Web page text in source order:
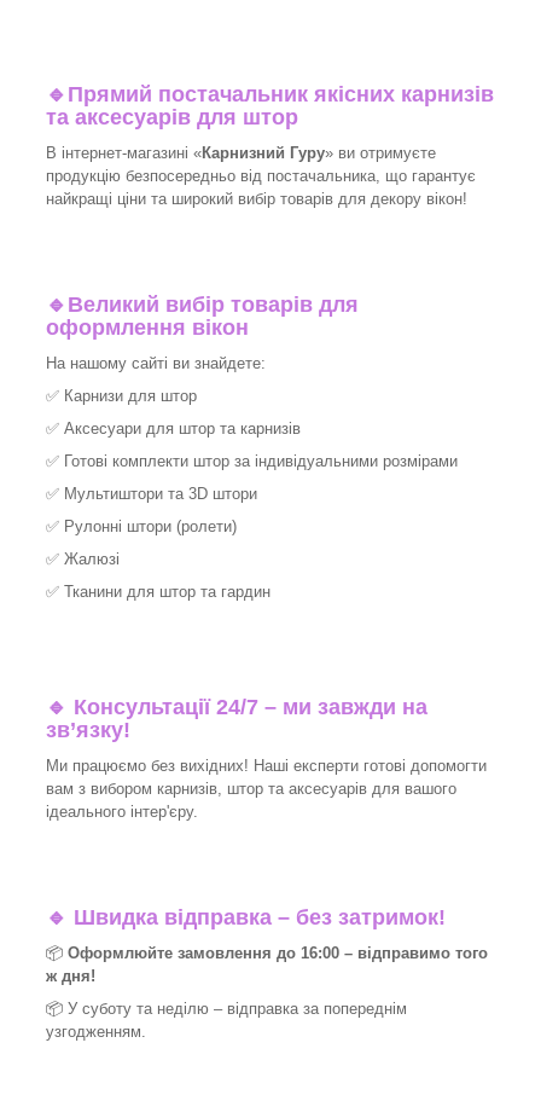
🔹 Прямий постачальник якісних карнизів
та аксесуарів для штор
В інтернет-магазині «Карнизний Гуру» ви отримуєте
продукцію безпосередньо від постачальника, що гарантує
найкращі ціни та широкий вибір товарів для декору вікон!​
🔹 Великий вибір товарів для
оформлення вікон
На нашому сайті ви знайдете:
✅ Карнизи для штор
✅ Аксесуари для штор та карнизів
✅ Готові комплекти штор за індивідуальними розмірами
✅ Мультиштори та 3D штори
✅ Рулонні штори (ролети)
✅ Жалюзі
✅ Тканини для штор та гардин
🔹 Консультації 24/7 – ми завжди на
зв’язку!
Ми працюємо без вихідних! Наші експерти готові допомогти
вам з вибором карнизів, штор та аксесуарів для вашого
ідеального інтер'єру.​
🔹 Швидка відправка – без затримок!
📦 Оформлюйте замовлення до 16:00 – відправимо того
ж дня!
📦 У суботу та неділю – відправка за попереднім
узгодженням.